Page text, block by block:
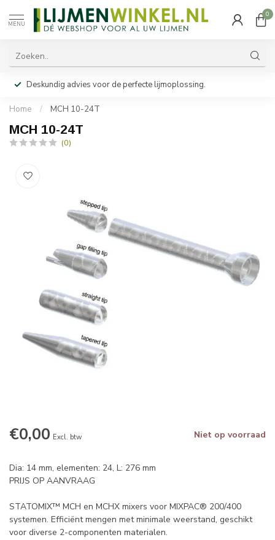
MENU
0
Deskundig advies voor de perfecte lijmoplossing.
Home / MCH 10-24T
MCH 10-24T
(0)
€0,00 Excl. btw Niet op voorraad
Dia: 14 mm, elementen: 24, L: 276 mm
PRIJS OP AANVRAAG
STATOMIX™ MCH en MCHX mixers voor MIXPAC® 200/400
systemen. Efficiënt mengen met minimale weerstand, geschikt
voor diverse 2-componenten materialen.